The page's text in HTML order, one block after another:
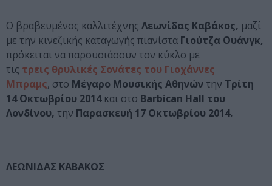
Ο βραβευμένος καλλιτέχνης Λεωνίδας Καβάκος, μαζί
με την κινεζικής καταγωγής πιανίστα Γιούτζα Ουάνγκ,
πρόκειται να παρουσιάσουν τον κύκλο με
τις τρεις θρυλικές Σονάτες του Γιοχάννες
Μπραμς, στο Μέγαρο Μουσικής Αθηνών την Τρίτη
14 Οκτωβρίου 2014 και στο Barbican Hall του
Λονδίνου, την Παρασκευή 17 Οκτωβρίου 2014.
ΛΕΩΝΙΔΑΣ ΚΑΒΑΚΟΣ